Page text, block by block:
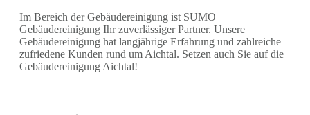
Im Bereich der Gebäudereinigung ist SUMO
Gebäudereinigung Ihr zuverlässiger Partner. Unsere
Gebäudereinigung hat langjährige Erfahrung und zahlreiche
zufriedene Kunden rund um Aichtal. Setzen auch Sie auf die
Gebäudereinigung Aichtal!